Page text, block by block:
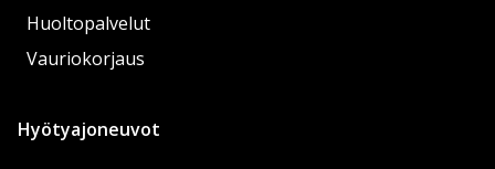
Huoltopalvelut
Vauriokorjaus
Hyötyajoneuvot